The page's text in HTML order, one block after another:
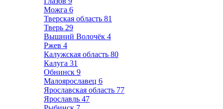
Можга 6
Тверская область 81
Тверь 29
Вышний Волочёк 4
Ржев 4
Калужская область 80
Калуга 31
Обнинск 9
Малоярославец 6
Ярославская область 77
Ярославль 47